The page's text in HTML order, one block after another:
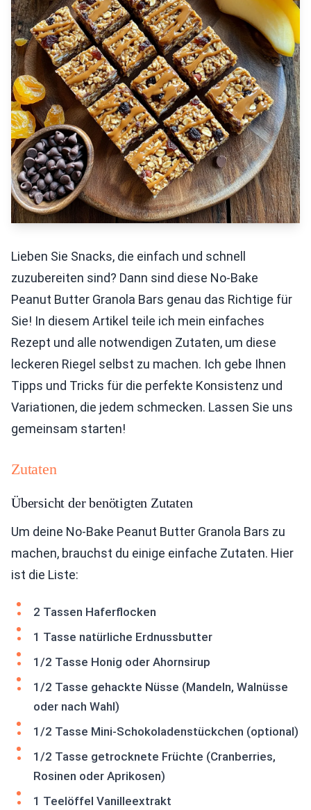
Lieben Sie Snacks, die einfach und schnell
zuzubereiten sind? Dann sind diese No-Bake
Peanut Butter Granola Bars genau das Richtige für
Sie! In diesem Artikel teile ich mein einfaches
Rezept und alle notwendigen Zutaten, um diese
leckeren Riegel selbst zu machen. Ich gebe Ihnen
Tipps und Tricks für die perfekte Konsistenz und
Variationen, die jedem schmecken. Lassen Sie uns
gemeinsam starten!
Zutaten
Übersicht der benötigten Zutaten
Um deine No-Bake Peanut Butter Granola Bars zu
machen, brauchst du einige einfache Zutaten. Hier
ist die Liste:
2 Tassen Haferflocken
1 Tasse natürliche Erdnussbutter
1/2 Tasse Honig oder Ahornsirup
1/2 Tasse gehackte Nüsse (Mandeln, Walnüsse
oder nach Wahl)
1/2 Tasse Mini-Schokoladenstückchen (optional)
1/2 Tasse getrocknete Früchte (Cranberries,
Rosinen oder Aprikosen)
1 Teelöffel Vanilleextrakt